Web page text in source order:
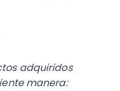
adquiridos
manera: